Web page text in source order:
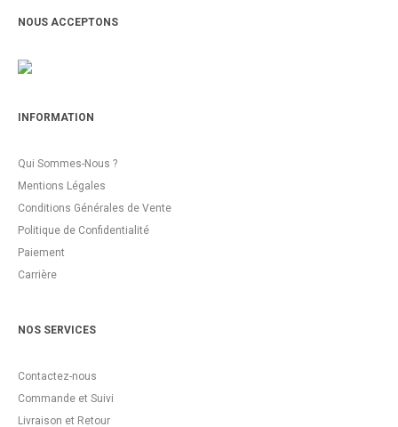
NOUS ACCEPTONS
INFORMATION
Qui Sommes-Nous ?
Mentions Légales
Conditions Générales de Vente
Politique de Confidentialité
Paiement
Carrière
NOS SERVICES
Contactez-nous
Commande et Suivi
Livraison et Retour